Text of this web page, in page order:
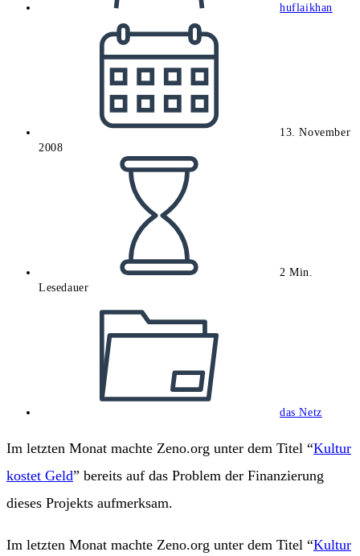
huflaikhan
veröffentlicht:
13. November
2008
2 Min.
Lesedauer
das Netz
Im letzten Monat machte Zeno.org unter dem Titel “Kultur
kostet Geld” bereits auf das Problem der Finanzierung
dieses Projekts aufmerksam.
Im letzten Monat machte Zeno.org unter dem Titel “Kultur